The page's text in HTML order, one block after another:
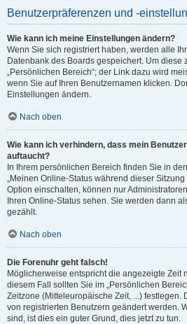
Benutzerpräferenzen und -
Wie kann ich meine Einstellungen ändern?
Wenn Sie sich registriert haben, werden alle
Datenbank des Boards gespeichert. Um diese
„Persönlichen Bereich“; der Link dazu wird
wenn Sie auf Ihren Benutzernamen klicken.
Einstellungen ändern.
Nach oben
Wie kann ich verhindern, dass mein
auftaucht?
In Ihrem persönlichen Bereich finden Sie in
„Meinen Online-Status während dieser
Option einschalten, können nur
Ihren Online-Status sehen. Sie werden dann
gezählt.
Nach oben
Die Forenuhr geht falsch!
Möglicherweise entspricht die angezeigte Zeit
diesem Fall sollten Sie im „Persönlichen
Zeitzone (Mitteleuropäische Zeit, ...) festlegen.
von registrierten Benutzern geändert werden.
sind, ist dies ein guter Grund, dies jetzt zu tun.